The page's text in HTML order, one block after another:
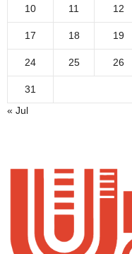
10 11 12
17 18 19
24 25 26
31
« Jul